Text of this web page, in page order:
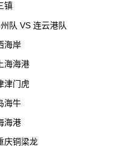
镇
队 VS 连云港队
海岸
海海港
津门虎
海牛
海港
庆铜梁龙